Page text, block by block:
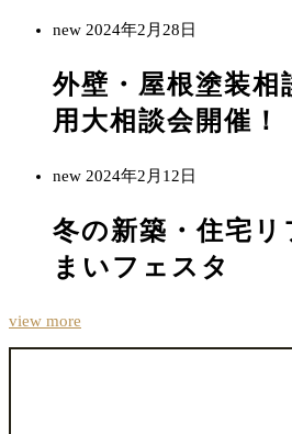
new 2024年2月28日
外壁・屋根塗装相
用大相談会開催！
new 2024年2月12日
冬の新築・住宅
まいフェスタ
view more